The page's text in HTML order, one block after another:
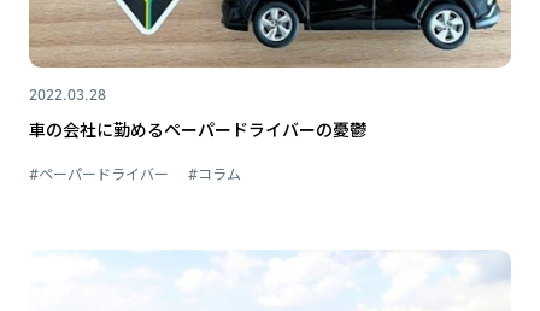
2022.03.28
車の会社に勤めるペーパードライバーの憂鬱
#ペーパードライバー #コラム